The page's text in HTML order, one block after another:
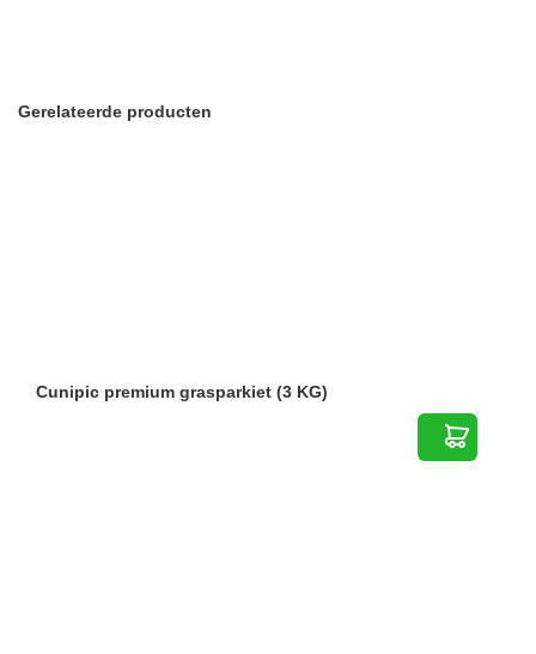
Gerelateerde producten
Cunipic premium grasparkiet (3 KG)